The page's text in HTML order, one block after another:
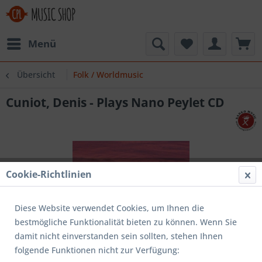
Menü
Übersicht Folk / Worldmusic
Cuniot, Denis - Plays Nano Peylet CD
Cookie-Richtlinien
Diese Website verwendet Cookies, um Ihnen die
bestmögliche Funktionalität bieten zu können. Wenn Sie
damit nicht einverstanden sein sollten, stehen Ihnen
folgende Funktionen nicht zur Verfügung: